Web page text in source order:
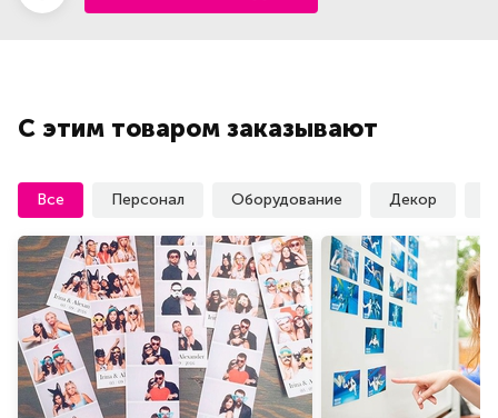
С этим товаром заказывают
Все Персонал Оборудование Декор